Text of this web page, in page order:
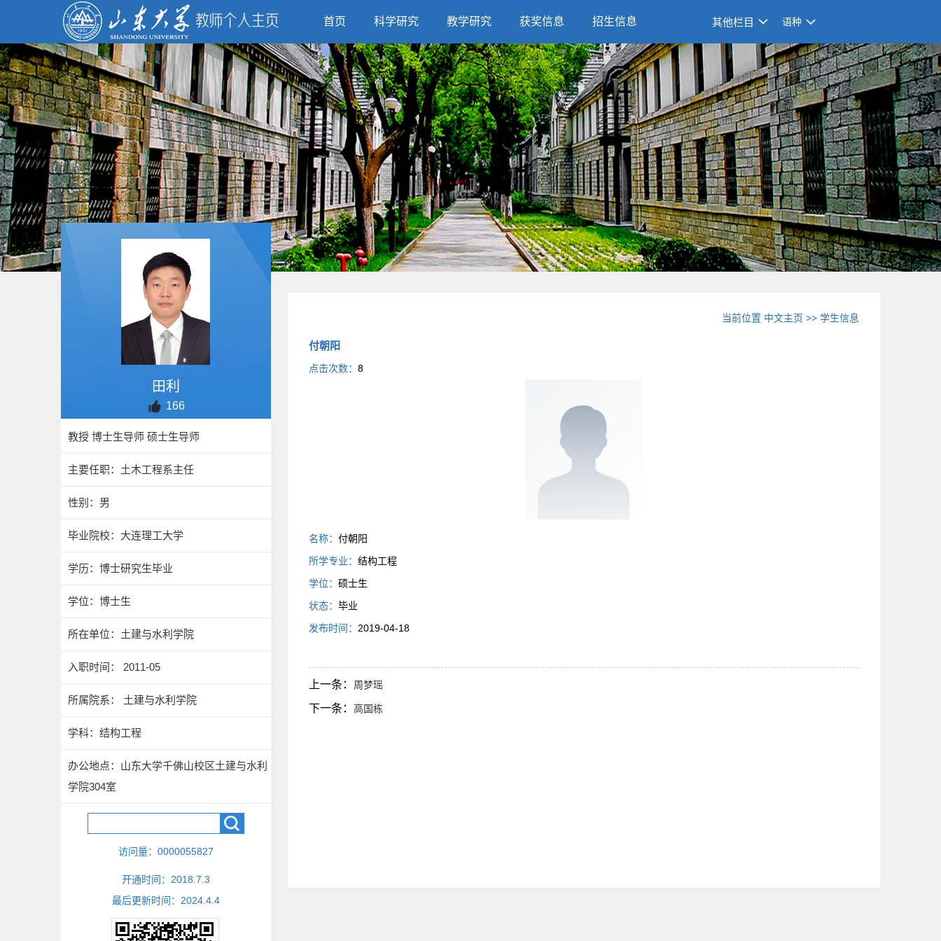
首页 科学研究 教学研究 获奖信息 招生信息 其他栏目 语种
田利
166
教授 博士生导师 硕士生导师
主要任职：土木工程系主任
性别：男
毕业院校：大连理工大学
学历：博士研究生毕业
学位：博士生
所在单位：土建与水利学院
入职时间： 2011-05
所属院系： 土建与水利学院
学科：结构工程
办公地点：山东大学千佛山校区土建与水利
学院304室
访问量： 0000055827
开通时间： 2018 7 3
最后更新时间： 2024 4 4
当前位置 中文主页 >>学生信息
付朝阳
点击次数： 8
名称： 付朝阳
所学专业： 结构工程
学位： 硕士生
状态： 毕业
发布时间： 2019-04-18
上一条： 周梦瑶
下一条： 高国栋